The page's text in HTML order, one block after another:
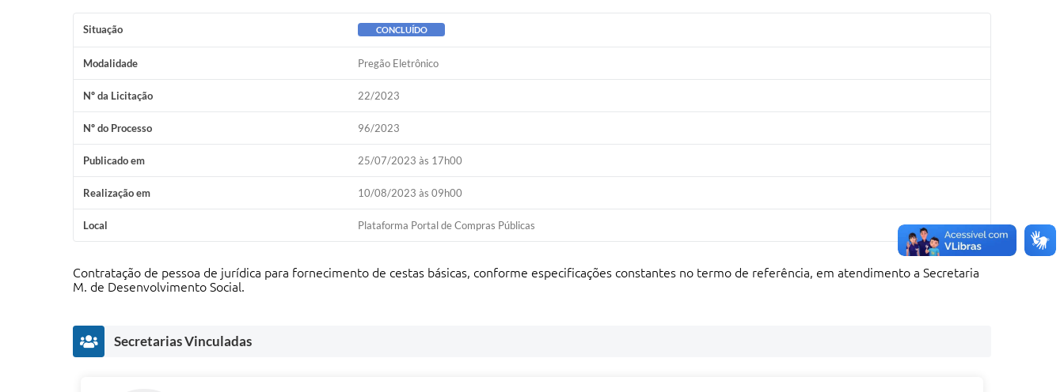
Situação CONCLUÍDO
Modalidade Pregão Eletrônico
Nº da Licitação 22/2023
Nº do Processo 96/2023
Publicado em 25/07/2023 às 17h00
Realização em 10/08/2023 às 09h00
Local Plataforma Portal de Compras Públicas
Contratação de pessoa de jurídica para fornecimento de cestas básicas, conforme especificações constantes no termo de referência, em atendimento a Secretaria
M. de Desenvolvimento Social.
Secretarias Vinculadas